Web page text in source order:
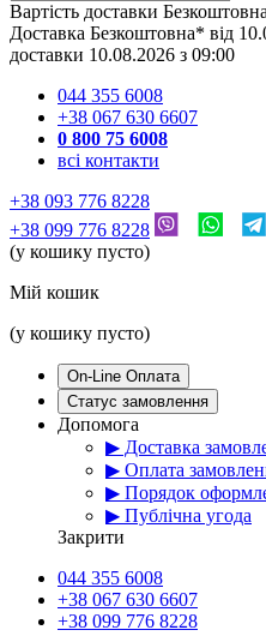
Вартість доставки
Доставка Безкоштовна* від
доставки 10.08.2026 з 09:00
044 355 6008
+38 067 630 6607
0 800 75 6008
всі контакти
+38 093 776 8228
+38 099 776 8228
(у кошику пусто)
Мій кошик
(у кошику пусто)
On-Line Оплата
Статус замовлення
Допомога
▶ Доставка
▶ Оплата
▶ Порядок
▶ Публічна угода
Закрити
044 355 6008
+38 067 630 6607
+38 099 776 8228